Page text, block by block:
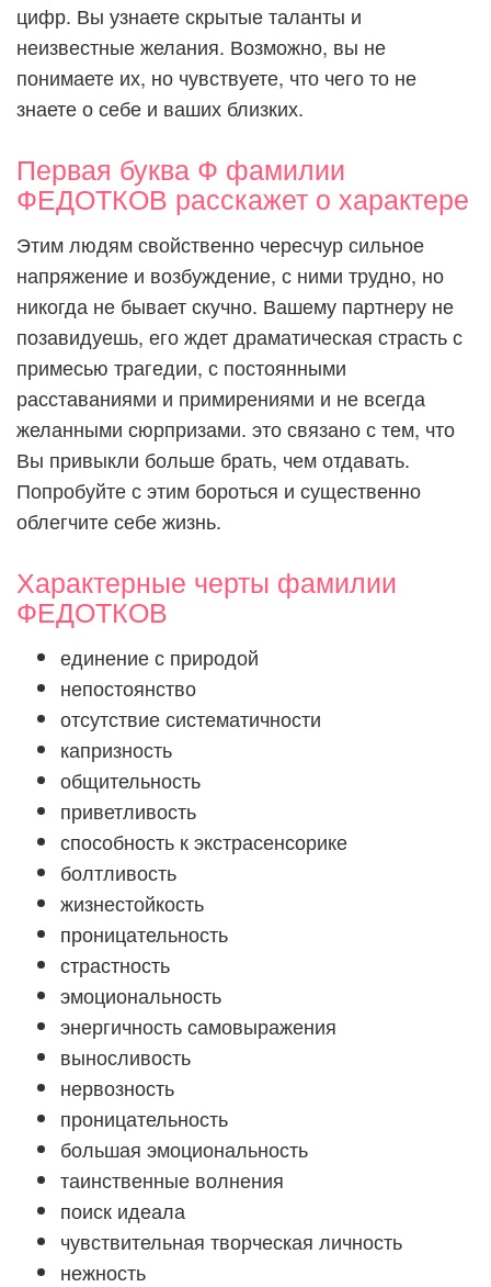
цифр. Вы узнаете скрытые таланты и
неизвестные желания. Возможно, вы не
понимаете их, но чувствуете, что чего то не
знаете о себе и ваших близких.
Первая буква Ф фамилии
ФЕДОТКОВ расскажет о характере
Этим людям свойственно чересчур сильное
напряжение и возбуждение, с ними трудно, но
никогда не бывает скучно. Вашему партнеру не
позавидуешь, его ждет драматическая страсть с
примесью трагедии, с постоянными
расставаниями и примирениями и не всегда
желанными сюрпризами. это связано с тем, что
Вы привыкли больше брать, чем отдавать.
Попробуйте с этим бороться и существенно
облегчите себе жизнь.
Характерные черты фамилии
ФЕДОТКОВ
единение с природой
непостоянство
отсутствие систематичности
капризность
общительность
приветливость
способность к экстрасенсорике
болтливость
жизнестойкость
проницательность
страстность
эмоциональность
энергичность самовыражения
выносливость
нервозность
проницательность
большая эмоциональность
таинственные волнения
поиск идеала
чувствительная творческая личность
нежность